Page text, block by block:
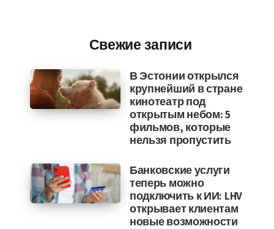
Свежие записи
В Эстонии открылся
крупнейший в стране
кинотеатр под
открытым небом: 5
фильмов, которые
нельзя пропустить
Банковские услуги
теперь можно
подключить к ИИ: LHV
открывает клиентам
новые возможности